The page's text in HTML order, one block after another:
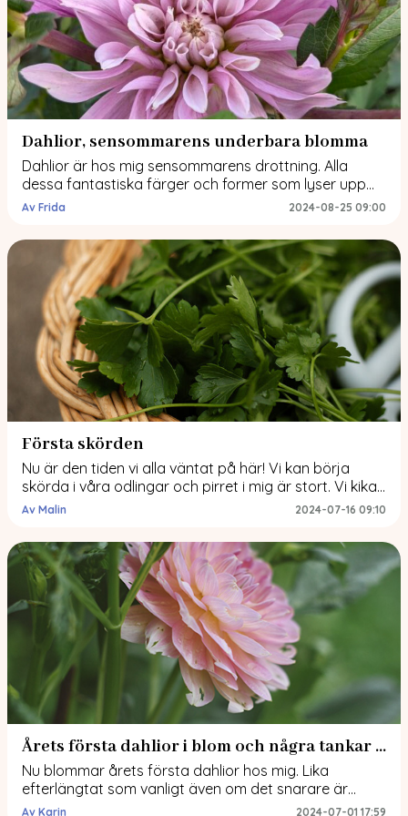
Dahlior, sensommarens underbara blomma
Dahlior är hos mig sensommarens drottning. Alla
dessa fantastiska färger och former som lyser upp
när de flesta andra blommor börjar tacka för sig
packar upp sina omsorgsfullt nerpackade knölar. Hur
alla står där ute i rabatten och lyser upp när vi
närmat oss […]
2024-08-25 09:00
Av Frida
Första skörden
Nu är den tiden vi alla väntat på här! Vi kan börja
skörda i våra odlingar och pirret i mig är stort. Vi kikar
på vad jag har skördat hittills. Skörden från
persilja, koriander, basilika, timjan och dill. Alla förutom
timjan har jag fryst in. De håller smakerna […]
2024-07-16 09:10
Av Malin
Årets första dahlior i blom och några tankar om dahliavirus
Nu blommar årets första dahlior hos mig. Lika
efterlängtat som vanligt även om det snarare är
inlägg och diskussioner om dahliavirus som präglat
2024-07-01 17:59
Av Karin